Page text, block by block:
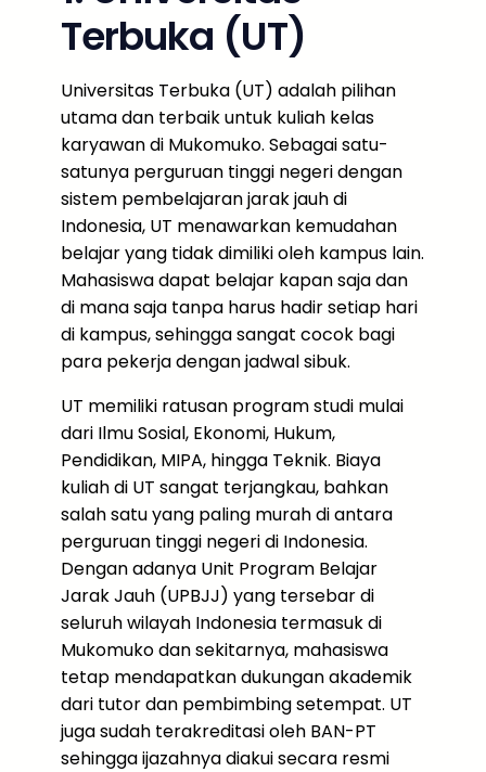
Terbuka (UT)
Universitas Terbuka (UT) adalah pilihan
utama dan terbaik untuk kuliah kelas
karyawan di Mukomuko. Sebagai satu-
satunya perguruan tinggi negeri dengan
sistem pembelajaran jarak jauh di
Indonesia, UT menawarkan kemudahan
belajar yang tidak dimiliki oleh kampus lain.
Mahasiswa dapat belajar kapan saja dan
di mana saja tanpa harus hadir setiap hari
di kampus, sehingga sangat cocok bagi
para pekerja dengan jadwal sibuk.
UT memiliki ratusan program studi mulai
dari Ilmu Sosial, Ekonomi, Hukum,
Pendidikan, MIPA, hingga Teknik. Biaya
kuliah di UT sangat terjangkau, bahkan
salah satu yang paling murah di antara
perguruan tinggi negeri di Indonesia.
Dengan adanya Unit Program Belajar
Jarak Jauh (UPBJJ) yang tersebar di
seluruh wilayah Indonesia termasuk di
Mukomuko dan sekitarnya, mahasiswa
tetap mendapatkan dukungan akademik
dari tutor dan pembimbing setempat. UT
juga sudah terakreditasi oleh BAN-PT
sehingga ijazahnya diakui secara resmi